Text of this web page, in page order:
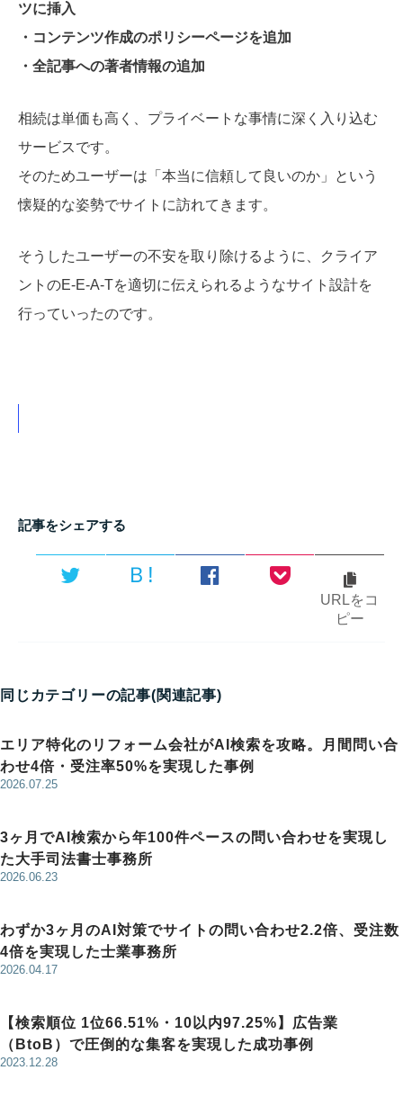
ツに挿入
・コンテンツ作成のポリシーページを追加
・全記事への著者情報の追加
相続は単価も高く、プライベートな事情に深く入り込む
サービスです。
そのためユーザーは「本当に信頼して良いのか」という
懐疑的な姿勢でサイトに訪れてきます。
そうしたユーザーの不安を取り除けるように、クライア
ントのE-E-A-Tを適切に伝えられるようなサイト設計を
行っていったのです。
記事をシェアする
Ｂ!
URLをコ
ピー
同じカテゴリーの記事(関連記事)
エリア特化のリフォーム会社がAI検索を攻略。月間問い合
わせ4倍・受注率50%を実現した事例
2026.07.25
3ヶ月でAI検索から年100件ペースの問い合わせを実現し
た大手司法書士事務所
2026.06.23
わずか3ヶ月のAI対策でサイトの問い合わせ2.2倍、受注数
4倍を実現した士業事務所
2026.04.17
【検索順位 1位66.51%・10以内97.25%】広告業
（BtoB）で圧倒的な集客を実現した成功事例
2023.12.28